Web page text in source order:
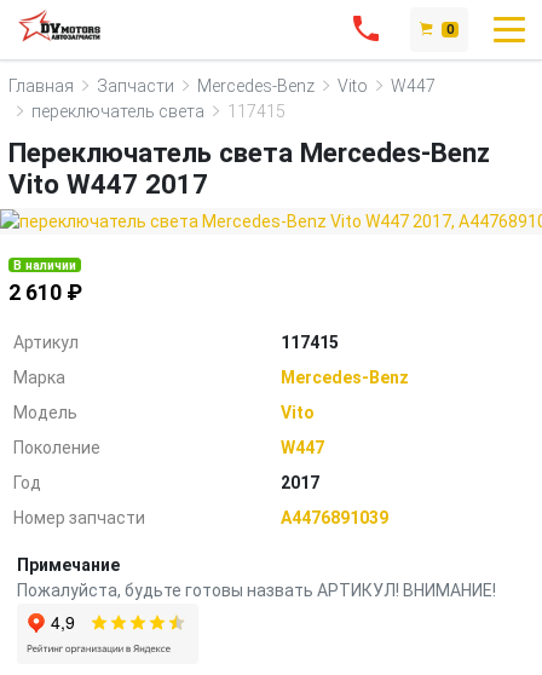
0
Главная Запчасти Mercedes-Benz Vito
W447
переключатель света
117415
Переключатель света Mercedes-Benz
Vito W447 2017
В наличии
2 610 ₽
Артикул
117415
Марка
Mercedes-Benz
Модель
Vito
Поколение
W447
Год
2017
Номер запчасти
A4476891039
Примечание
Пожалуйста, будьте готовы назвать АРТИКУЛ! ВНИМАНИЕ!